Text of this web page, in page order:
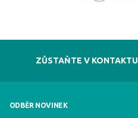
ZŮSTAŇTE V KONTAKTU
ODBĚR NOVINEK